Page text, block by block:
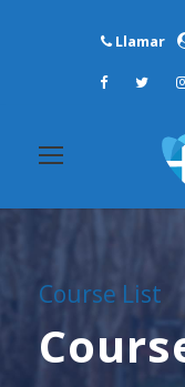
Llamar
Course List